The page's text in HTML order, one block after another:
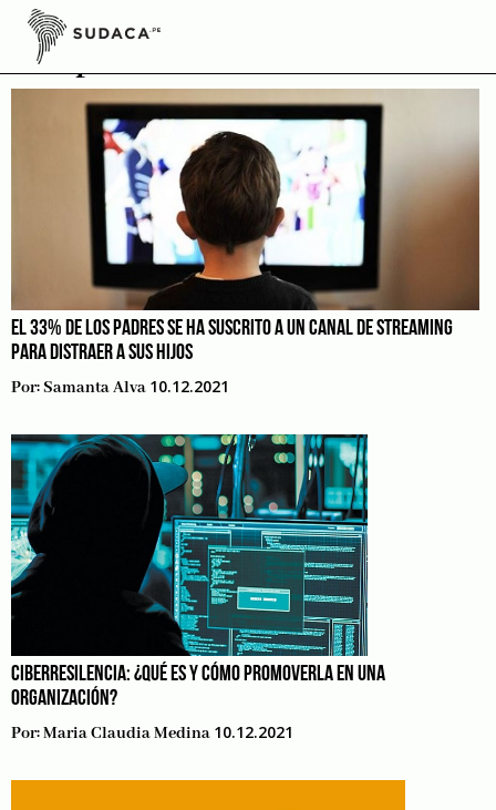
Skip
contentEmprende
EL 33% DE LOS PADRES SE HA SUSCRITO A UN CANAL DE STREAMING
PARA DISTRAER A SUS HIJOS
Por:Samanta Alva 10.12.2021
CIBERRESILENCIA: ¿QUÉ ES Y CÓMO PROMOVERLA EN UNA
ORGANIZACIÓN?
Por:Maria Claudia Medina 10.12.2021